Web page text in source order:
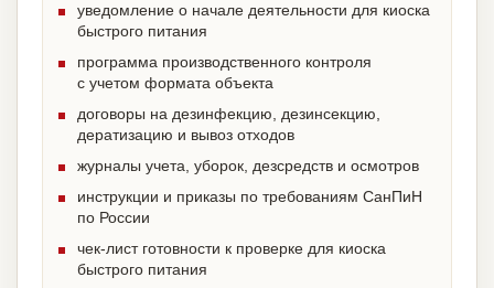
уведомление о начале деятельности для киоска
быстрого питания
программа производственного контроля
с учетом формата объекта
договоры на дезинфекцию, дезинсекцию,
дератизацию и вывоз отходов
журналы учета, уборок, дезсредств и осмотров
инструкции и приказы по требованиям СанПиН
по России
чек-лист готовности к проверке для киоска
быстрого питания